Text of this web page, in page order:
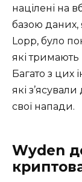
націлені на
базою даних,
Lopp, було
які
Багато з цих
які
свої напади.
Wyden